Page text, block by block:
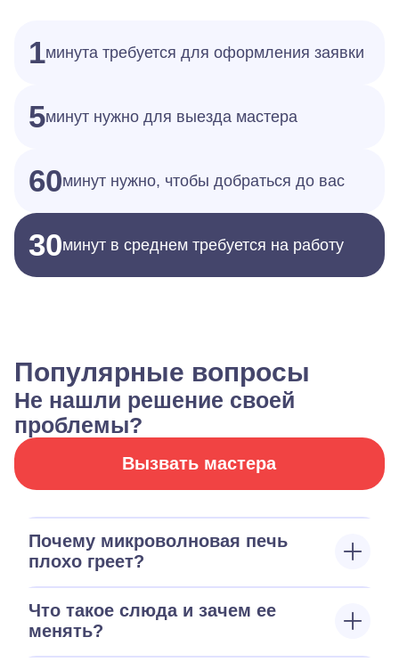
1минута требуется для оформления заявки
5минут нужно для выезда мастера
60минут нужно, чтобы добраться до вас
30минут в среднем требуется на работу
Популярные вопросы
Не нашли решение своей
проблемы?
Вызвать мастера
Почему микроволновая печь
плохо греет?
Что такое слюда и зачем ее
менять?